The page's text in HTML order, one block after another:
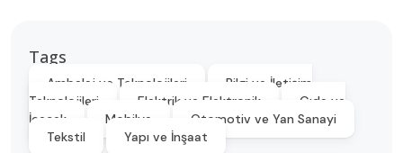
Tags
Ambalaj ve Teknolojileri
Bilgi ve İletişim
Teknolojileri
Elektrik ve Elektronik
Gıda ve
İçecek
Mobilya
Otomotiv ve Yan Sanayi
Tekstil
Yapı ve İnşaat